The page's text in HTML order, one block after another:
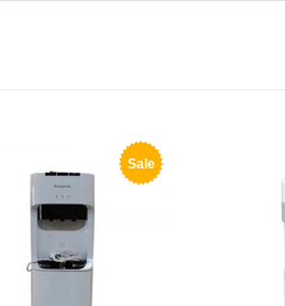
Sale